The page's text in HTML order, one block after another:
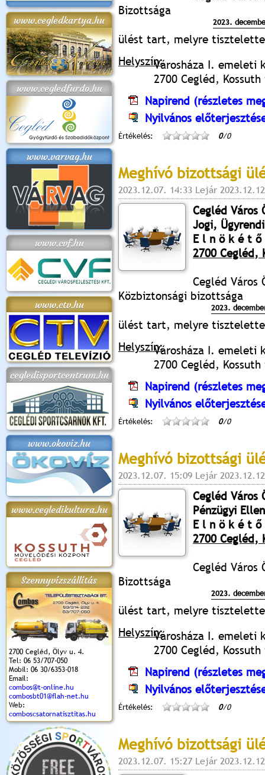
www.cegledkartya.hu
www.cegledfurdo.hu
www.varvag.hu
www.cvf.hu
www.ctv.hu
cegledisportcentrum.hu
www.okoviz.hu
www.cegledikultura.hu
Szennyvízszállítás
2700 Cegléd, Ölyv u. 4.
Tel: 06 53/707-050
Mobil: 06 30/6353-018
Email:
combos@t-online.hu
combosbt01@flah-net.hu
Web:
comboscsatornatisztitas.hu
Bizottsága
2023.
ülést tart, melyre
Helyszín:Városháza I. emeleti
2700 Cegléd,
Napirend (részletes
Nyilvános
Értékelés: 0/0
Meghívó bizottsági
2023.12.07. 14:33 Lejár
Cegléd Város
Jogi,
E l n ö k é t ő
2700 Cegléd,
Cegléd Város
Közbiztonsági bizottsága
2023.
ülést tart, melyre
Helyszín:Városháza I. emeleti
2700 Cegléd,
Napirend (részletes
Nyilvános
Értékelés: 0/0
Meghívó bizottsági
2023.12.07. 15:09 Lejár
Cegléd Város
Pénzügyi
E l n ö k é t ő
2700 Cegléd,
Cegléd Város
Bizottsága
2023.
ülést tart, melyre
Helyszín:Városháza I. emeleti
2700 Cegléd,
Napirend (részletes
Nyilvános
Értékelés: 0/0
Meghívó bizottsági
2023.12.07. 15:27 Lejár
2018.
Kossuth Toborzó
2017.09.22-23.
Szent István Ünnepe
és Magyarok
Kenyere Program
(2017. 08. 20.)
V. Ceglédi Vágta
(2017. 06. 18.)